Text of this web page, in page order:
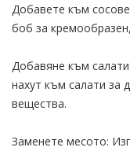
Добавете към
боб за
Добавяне към
нахут към салати за
вещества.
Заменете месото: